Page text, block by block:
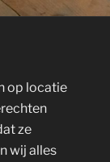
op locatie
ze
wij alles